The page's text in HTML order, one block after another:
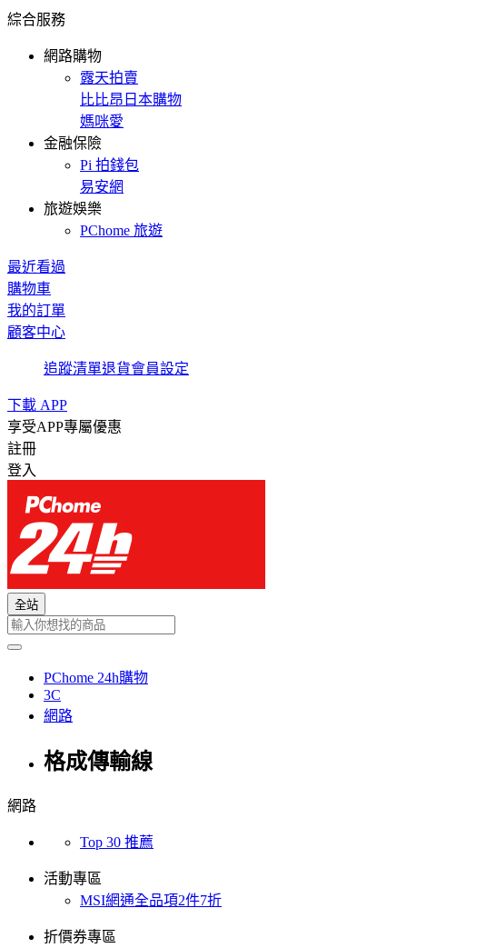
綜合服務
網路購物
露天拍賣
比比昂日本購物
媽咪愛
金融保險
Pi 拍錢包
易安網
旅遊娛樂
PChome 旅遊
最近看過
購物車
我的訂單
顧客中心
追蹤清單退貨會員設定
下載 APP
享受APP專屬優惠
註冊
登入
全站
PChome 24h購物
3C
網路
格成傳輸線
網路
Top 30 推薦
活動專區
MSI網通全品項2件7折
折價券專區